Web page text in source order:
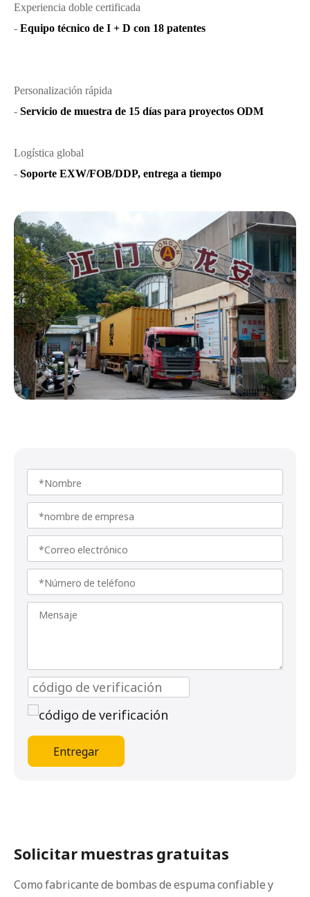
Experiencia doble certificada
- Equipo técnico de I + D con 18 patentes
Personalización rápida
- Servicio de muestra de 15 días para proyectos ODM
Logística global
- Soporte EXW/FOB/DDP, entrega a tiempo
Entregar
Solicitar muestras gratuitas
Como fabricante de bombas de espuma confiable y